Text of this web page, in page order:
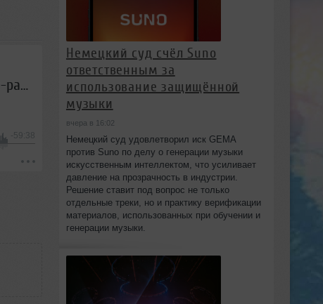
Sairtech - Звездная карта #34 (27.02.2015) - Первое национальное trance-радиошоу
-59:38
Немецкий суд счёл Suno
ответственным за
использование защищённой
музыки
вчера в 16:02
Немецкий суд удовлетворил иск GEMA
против Suno по делу о генерации музыки
искусственным интеллектом, что усиливает
давление на прозрачность в индустрии.
Решение ставит под вопрос не только
отдельные треки, но и практику верификации
материалов, использованных при обучении и
генерации музыки.